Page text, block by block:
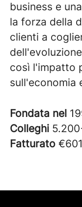
business e
la forza della
clienti a
così l'impatto
sull'economia
Fondata nel
Colleghi
Fatturato